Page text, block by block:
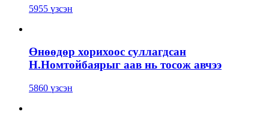
5955 үзсэн
Өнөөдөр хорихоос суллагдсан
Н.Номтойбаярыг аав нь тосож авчээ
5860 үзсэн